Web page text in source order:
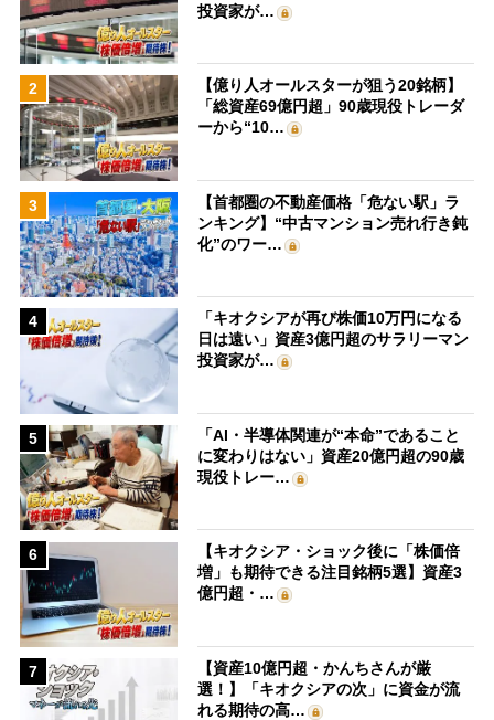
投資家が…
2
【億り人オールスターが狙う20銘柄】
「総資産69億円超」90歳現役トレーダ
ーから“10…
3
【首都圏の不動産価格「危ない駅」ラ
ンキング】“中古マンション売れ行き鈍
化”のワー…
4
「キオクシアが再び株価10万円になる
日は遠い」資産3億円超のサラリーマン
投資家が…
5
「AI・半導体関連が“本命”であること
に変わりはない」資産20億円超の90歳
現役トレー…
6
【キオクシア・ショック後に「株価倍
増」も期待できる注目銘柄5選】資産3
億円超・…
7
【資産10億円超・かんちさんが厳
選！】「キオクシアの次」に資金が流
れる期待の高…